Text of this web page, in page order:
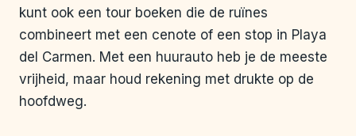
kunt ook een tour boeken die de ruïnes
combineert met een cenote of een stop in Playa
del Carmen. Met een huurauto heb je de meeste
vrijheid, maar houd rekening met drukte op de
hoofdweg.